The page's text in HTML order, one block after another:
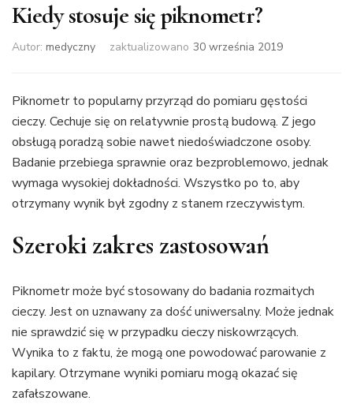
Kiedy stosuje się piknometr?
Autor: medyczny zaktualizowano 30 września 2019
Piknometr to popularny przyrząd do pomiaru gęstości
cieczy. Cechuje się on relatywnie prostą budową. Z jego
obsługą poradzą sobie nawet niedoświadczone osoby.
Badanie przebiega sprawnie oraz bezproblemowo, jednak
wymaga wysokiej dokładności. Wszystko po to, aby
otrzymany wynik był zgodny z stanem rzeczywistym.
Szeroki zakres zastosowań
Piknometr może być stosowany do badania rozmaitych
cieczy. Jest on uznawany za dość uniwersalny. Może jednak
nie sprawdzić się w przypadku cieczy niskowrzących.
Wynika to z faktu, że mogą one powodować parowanie z
kapilary. Otrzymane wyniki pomiaru mogą okazać się
zafałszowane.